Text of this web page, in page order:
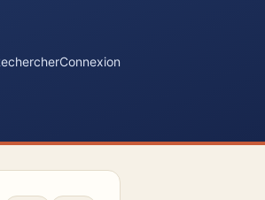
Connexion